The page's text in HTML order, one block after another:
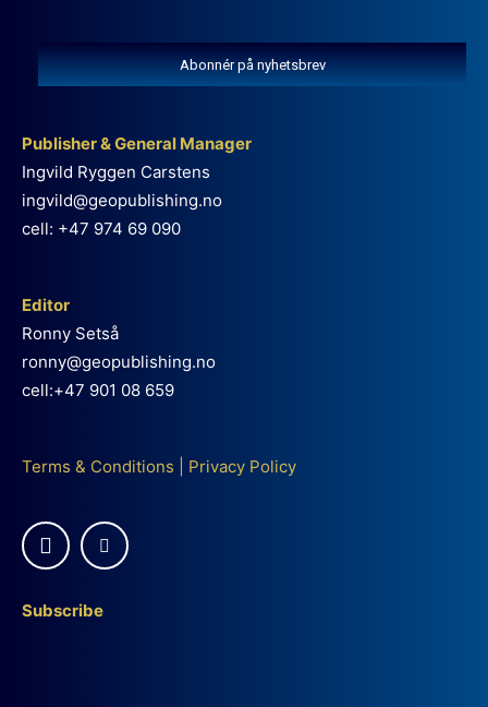
Abonnér på nyhetsbrev
Publisher & General Manager
Ingvild Ryggen Carstens
ingvild@geopublishing.no
cell: +47 974 69 090
Editor
Ronny Setså
ronny@geopublishing.no
cell:+47 901 08 659
Terms & Conditions Privacy Policy
Subscribe